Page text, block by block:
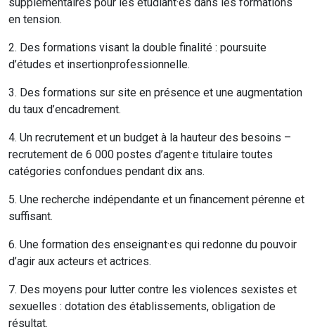
en tension.
2. Des formations visant la double finalité : poursuite
d’études et insertionprofessionnelle.
3. Des formations sur site en présence et une augmentation
du taux d’encadrement.
4. Un recrutement et un budget à la hauteur des besoins –
recrutement de 6 000 postes d’agent·e titulaire toutes
catégories confondues pendant dix ans.
5. Une recherche indépendante et un financement pérenne et
suffisant.
6. Une formation des enseignant·es qui redonne du pouvoir
d’agir aux acteurs et actrices.
7. Des moyens pour lutter contre les violences sexistes et
sexuelles : dotation des établissements, obligation de
résultat.